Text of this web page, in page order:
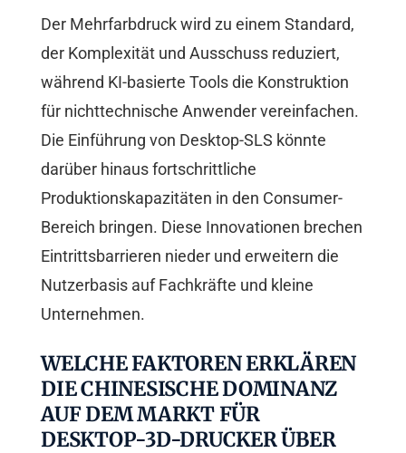
Der Mehrfarbdruck wird zu einem Standard,
der Komplexität und Ausschuss reduziert,
während KI-basierte Tools die Konstruktion
für nichttechnische Anwender vereinfachen.
Die Einführung von Desktop-SLS könnte
darüber hinaus fortschrittliche
Produktionskapazitäten in den Consumer-
Bereich bringen. Diese Innovationen brechen
Eintrittsbarrieren nieder und erweitern die
Nutzerbasis auf Fachkräfte und kleine
Unternehmen.
WELCHE FAKTOREN ERKLÄREN
DIE CHINESISCHE DOMINANZ
AUF DEM MARKT FÜR
DESKTOP-3D-DRUCKER ÜBER